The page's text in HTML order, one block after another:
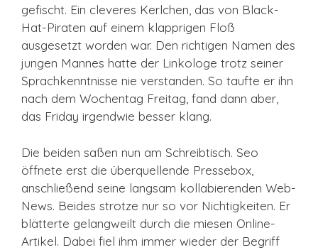
gefischt. Ein cleveres Kerlchen, das von Black-
Hat-Piraten auf einem klapprigen Floß
ausgesetzt worden war. Den richtigen Namen des
jungen Mannes hatte der Linkologe trotz seiner
Sprachkenntnisse nie verstanden. So taufte er ihn
nach dem Wochentag Freitag, fand dann aber,
das Friday irgendwie besser klang.
Die beiden saßen nun am Schreibtisch. Seo
öffnete erst die überquellende Pressebox,
anschließend seine langsam kollabierenden Web-
News. Beides strotze nur so vor Nichtigkeiten. Er
blätterte gelangweilt durch die miesen Online-
Artikel. Dabei fiel ihm immer wieder der Begriff